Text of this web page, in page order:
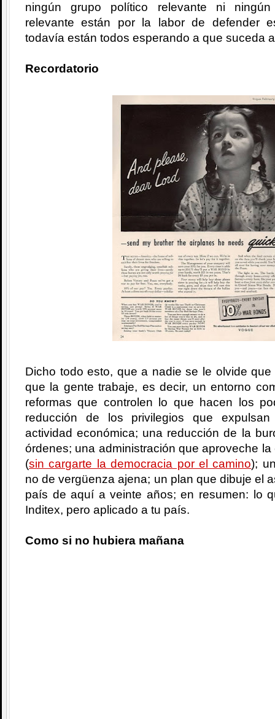
ningún grupo político relevante ni
relevante están por la labor de defender
todavía están todos esperando a que suceda
Recordatorio
Dicho todo esto, que a nadie se le olvide
que la gente trabaje, es decir, un entorno
reformas que controlen lo que hacen los
reducción de los privilegios que
actividad económica; una reducción de la
órdenes; una administración que aproveche
(sin cargarte la democracia por el camino);
no de vergüenza ajena; un plan que dibuje el
país de aquí a veinte años; en resumen: lo
Inditex, pero aplicado a tu país.
Como si no hubiera mañana